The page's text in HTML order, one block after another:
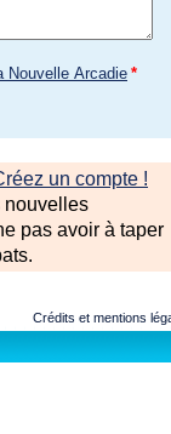
Nouvelle Arcadie *
un compte !
nouvelles
pas avoir à taper
Crédits et mentions